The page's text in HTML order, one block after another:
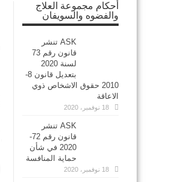
أحكام مجموعة العلاج
والفضوه والسويفان
ASK تنشر
قانون رقم 73
لسنة 2020
بتعديل قانون 8-
2010 حقوق الاشخاص ذوي
الاعاقة
18 نوفمبر، 2020
ASK تنشر
قانون رقم 72-
2020 في شأن
حماية المنافسة
18 نوفمبر، 2020